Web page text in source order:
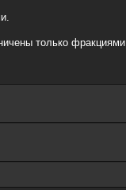
только фракциями.